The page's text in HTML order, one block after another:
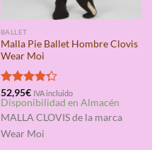
BALLET
Malla Pie Ballet Hombre Clovis
Wear Moi
Valorado
con4.25
de 5
52,95€ IVA incluido
Disponibilidad en Almacén
MALLA CLOVISde la marca
Wear Moi